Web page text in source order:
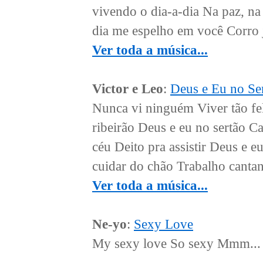
vivendo o dia-a-dia Na paz,
dia me espelho em você
Ver toda a música...
Victor e Leo: Deus e Eu no
Nunca vi ninguém Viver tão
ribeirão Deus e eu no sertão
céu Deito pra assistir Deus e
cuidar do chão Trabalho
Ver toda a música...
Ne-yo: Sexy Love
My sexy love So sexy